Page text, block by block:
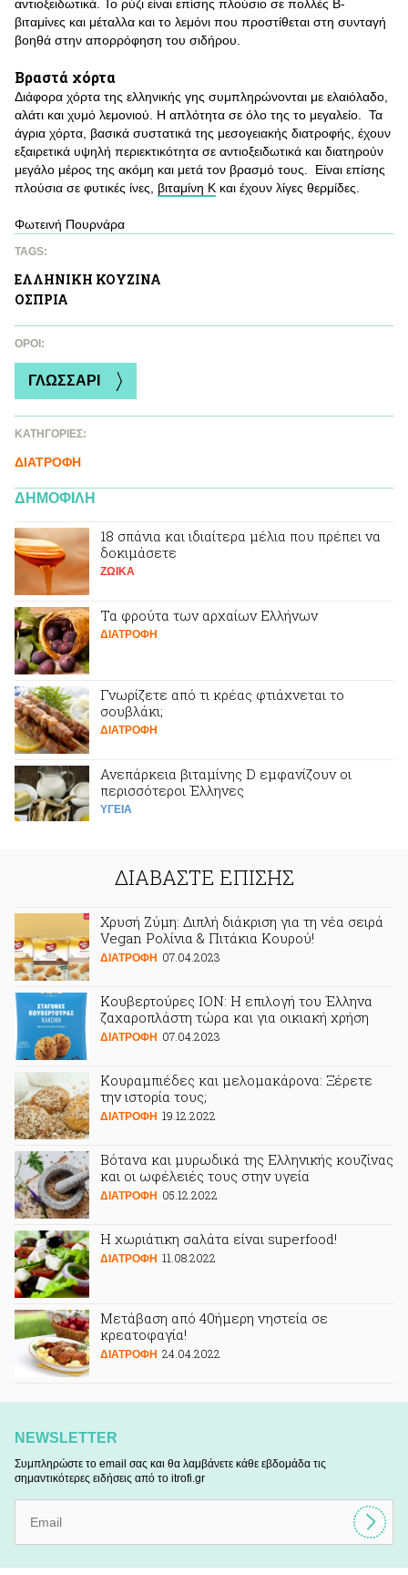
αντιοξειδωτικά. Το ρύζι είναι επίσης πλούσιο σε πολλές Β-
βιταμίνες και μέταλλα και το λεμόνι που προστίθεται στη συνταγή
βοηθά στην απορρόφηση του σιδήρου.
Βραστά χόρτα
Διάφορα χόρτα της ελληνικής γης συμπληρώνονται με ελαιόλαδο,
αλάτι και χυμό λεμονιού. Η απλότητα σε όλο της το μεγαλείο. Τα
άγρια χόρτα, βασικά συστατικά της μεσογειακής διατροφής, έχουν
εξαιρετικά υψηλή περιεκτικότητα σε αντιοξειδωτικά και διατηρούν
μεγάλο μέρος της ακόμη και μετά τον βρασμό τους. Είναι επίσης
πλούσια σε φυτικές ίνες, βιταμίνη Κ και έχουν λίγες θερμίδες.
Φωτεινή Πουρνάρα
TAGS:
ΕΛΛΗΝΙΚΗ ΚΟΥΖΙΝΑ
ΟΣΠΡΙΑ
ΌΡΟΙ:
ΓΛΩΣΣΑΡΙ
ΚΑΤΗΓΟΡΙΕΣ:
ΔΙΑΤΡΟΦΗ
ΔΗΜΟΦΙΛΗ
18 σπάνια και ιδιαίτερα μέλια που πρέπει να
δοκιμάσετε
ΖΩΙΚA
Τα φρούτα των αρχαίων Ελλήνων
ΔΙΑΤΡΟΦΗ
Γνωρίζετε από τι κρέας φτιάχνεται το
σουβλάκι;
ΔΙΑΤΡΟΦΗ
Ανεπάρκεια βιταμίνης D εμφανίζουν οι
περισσότεροι Έλληνες
ΥΓΕΙΑ
ΔΙΑΒΑΣΤΕ ΕΠΙΣΗΣ
Χρυσή Ζύμη: Διπλή διάκριση για τη νέα σειρά
Vegan Ρολίνια & Πιτάκια Κουρού!
ΔΙΑΤΡΟΦΗ 07.04.2023
Κουβερτούρες ΙΟΝ: Η επιλογή του Έλληνα
ζαχαροπλάστη τώρα και για οικιακή χρήση
ΔΙΑΤΡΟΦΗ 07.04.2023
Κουραμπιέδες και μελομακάρονα: Ξέρετε
την ιστορία τους;
ΔΙΑΤΡΟΦΗ 19.12.2022
Βότανα και μυρωδικά της Ελληνικής κουζίνας
και οι ωφέλειές τους στην υγεία
ΔΙΑΤΡΟΦΗ 05.12.2022
Η χωριάτικη σαλάτα είναι superfood!
ΔΙΑΤΡΟΦΗ 11.08.2022
Μετάβαση από 40ήμερη νηστεία σε
κρεατοφαγία!
ΔΙΑΤΡΟΦΗ 24.04.2022
NEWSLETTER
Συμπληρώστε το email σας και θα λαμβάνετε κάθε εβδομάδα τις
σημαντικότερες ειδήσεις από το itrofi.gr